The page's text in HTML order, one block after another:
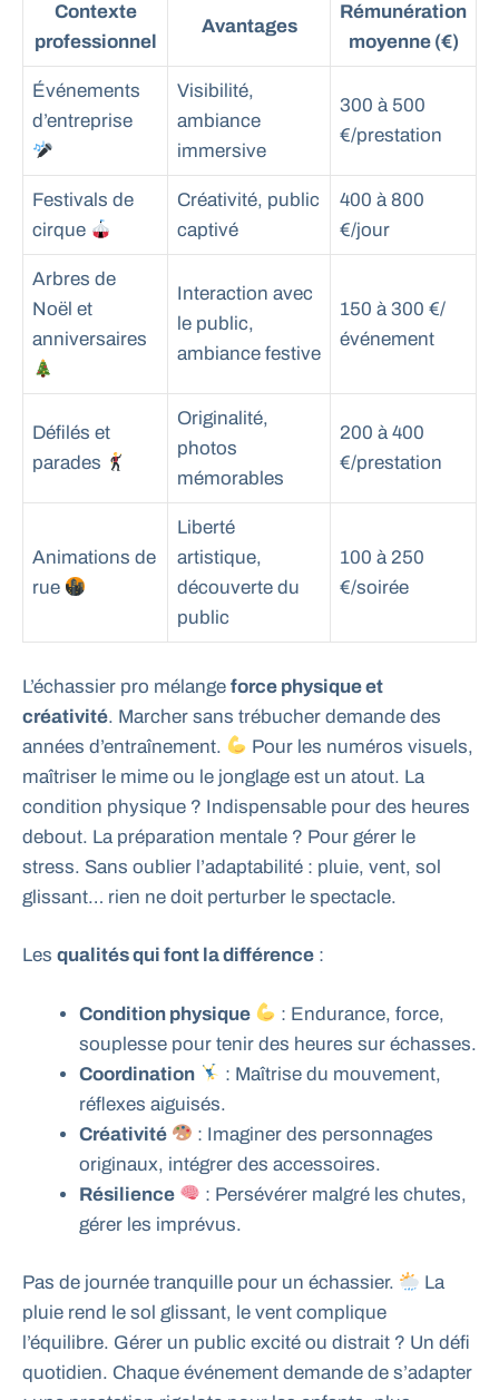
Contexte
professionnel
Avantages
Rémunération
moyenne (€)
Événements
d’entreprise
Visibilité,
ambiance
immersive
300 à 500
€/prestation
Festivals de
cirque
Créativité, public
captivé
400 à 800
€/jour
Arbres de
Noël et
anniversaires
Interaction avec
le public,
ambiance festive
150 à 300 €/
événement
Défilés et
parades
Originalité,
photos
mémorables
200 à 400
€/prestation
Animations de
rue
Liberté
artistique,
découverte du
public
100 à 250
€/soirée
L’échassier pro mélange force physique et
créativité. Marcher sans trébucher demande des
années d’entraînement.
Pour les numéros visuels,
maîtriser le mime ou le jonglage est un atout. La
condition physique ? Indispensable pour des heures
debout. La préparation mentale ? Pour gérer le
stress. Sans oublier l’adaptabilité : pluie, vent, sol
glissant… rien ne doit perturber le spectacle.
Les qualités qui font la différence :
Condition physique
: Endurance, force,
souplesse pour tenir des heures sur échasses.
Coordination
: Maîtrise du mouvement,
réflexes aiguisés.
Créativité
: Imaginer des personnages
originaux, intégrer des accessoires.
Résilience
: Persévérer malgré les chutes,
gérer les imprévus.
Pas de journée tranquille pour un échassier.
La
pluie rend le sol glissant, le vent complique
l’équilibre. Gérer un public excité ou distrait ? Un défi
quotidien. Chaque événement demande de s’adapter